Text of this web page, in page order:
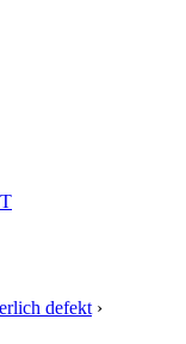
defekt ›